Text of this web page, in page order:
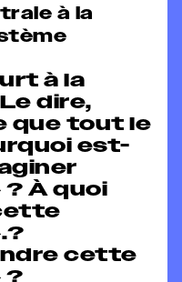
à la
à la
dire,
que tout le
est-
À quoi
cette
?